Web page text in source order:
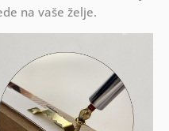
na vaše želje.